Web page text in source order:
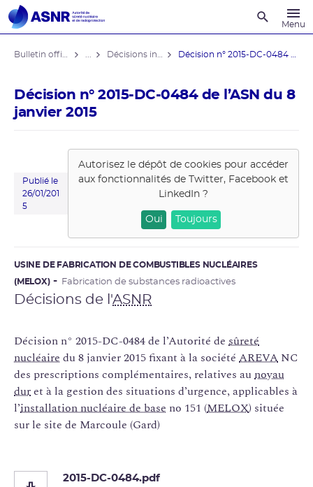
Menu
Décision n° 2015-DC-0484 de l’ASN du 8
janvier 2015
Publié le
26/01/201
5
Autorisez le dépôt de cookies pour accéder
aux fonctionnalités deTwitter, Facebook et
LinkedIn ?
Oui Toujours
USINE DE FABRICATION DE COMBUSTIBLES NUCLÉAIRES
(MELOX)
Fabrication de substances radioactives
Décisions de l'ASNR
Décision n° 2015-DC-0484 de l’Autorité de sûreté
nucléaire du 8 janvier 2015 fixant à la société AREVA NC
des prescriptions complémentaires, relatives aunoyau
duret à la gestion des situations d’urgence, applicables à
l’installation nucléaire de base no 151 (MELOX) située
sur le site de Marcoule (Gard)
2015-DC-0484.pdf